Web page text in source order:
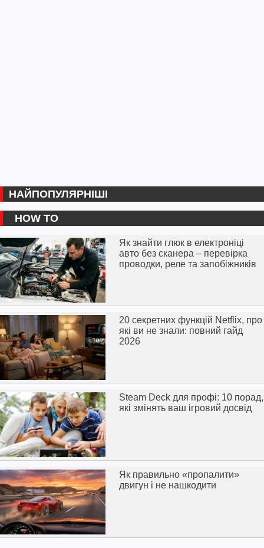
НАЙПОПУЛЯРНІШІ
HOW TO
Як знайти глюк в електроніці
авто без сканера – перевірка
проводки, реле та запобіжників
20 секретних функцій Netflix, про
які ви не знали: повний гайд
2026
Steam Deck для профі: 10 порад,
які змінять ваш ігровий досвід
Як правильно «пропалити»
двигун і не нашкодити